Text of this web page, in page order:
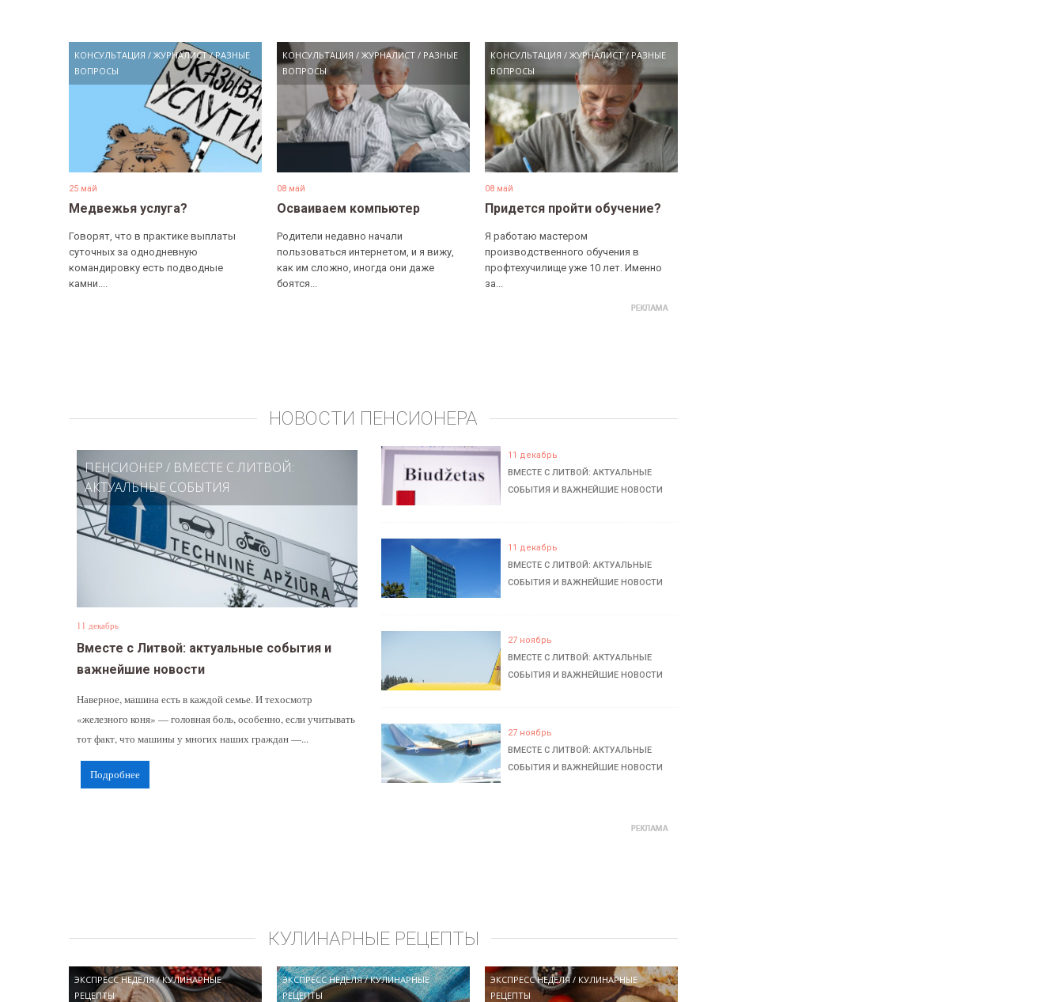
КОНСУЛЬТАЦИЯ / ЖУРНАЛИСТ/РАЗНЫЕ
ВОПРОСЫ
25 май
Медвежья услуга?
Говорят, что в практике выплаты
суточных за однодневную
командировку есть подводные
камни....
КОНСУЛЬТАЦИЯ /ЖУРНАЛИСТ / РАЗНЫЕ
ВОПРОСЫ
08 май
Осваиваем компьютер
Родители недавно начали
пользоваться интернетом, и я вижу,
как им сложно, иногда они даже
боятся...
КОНСУЛЬТАЦИЯ /ЖУРНАЛИСТ/ РАЗНЫЕ
ВОПРОСЫ
08 май
Придется пройти обучение?
Я работаю мастером
производственного обучения в
профтехучилище уже 10 лет. Именно
за...
НОВОСТИ ПЕНСИОНЕРА
ПЕНСИОНЕР / ВМЕСТЕ С ЛИТВОЙ:
АКТУАЛЬНЫЕ СОБЫТИЯ
11 декабрь
Вместе с Литвой: актуальные события и
важнейшие новости
Наверное, машина есть в каждой семье. И техосмотр
«железного коня» — головная боль, особенно, если учитывать
тот факт, что машины у многих наших граждан —...
Подробнее
11 декабрь
ВМЕСТЕ С ЛИТВОЙ: АКТУАЛЬНЫЕ
СОБЫТИЯ И ВАЖНЕЙШИЕ НОВОСТИ
11 декабрь
ВМЕСТЕ С ЛИТВОЙ: АКТУАЛЬНЫЕ
СОБЫТИЯ И ВАЖНЕЙШИЕ НОВОСТИ
27 ноябрь
ВМЕСТЕ С ЛИТВОЙ: АКТУАЛЬНЫЕ
СОБЫТИЯ И ВАЖНЕЙШИЕ НОВОСТИ
27 ноябрь
ВМЕСТЕ С ЛИТВОЙ: АКТУАЛЬНЫЕ
СОБЫТИЯ И ВАЖНЕЙШИЕ НОВОСТИ
КУЛИНАРНЫЕ РЕЦЕПТЫ
ЭКСПРЕСС НЕДЕЛЯ/КУЛИНАРНЫЕ
РЕЦЕПТЫ
ЭКСПРЕСС НЕДЕЛЯ/КУЛИНАРНЫЕ
РЕЦЕПТЫ
ЭКСПРЕСС НЕДЕЛЯ/ КУЛИНАРНЫЕ
РЕЦЕПТЫ